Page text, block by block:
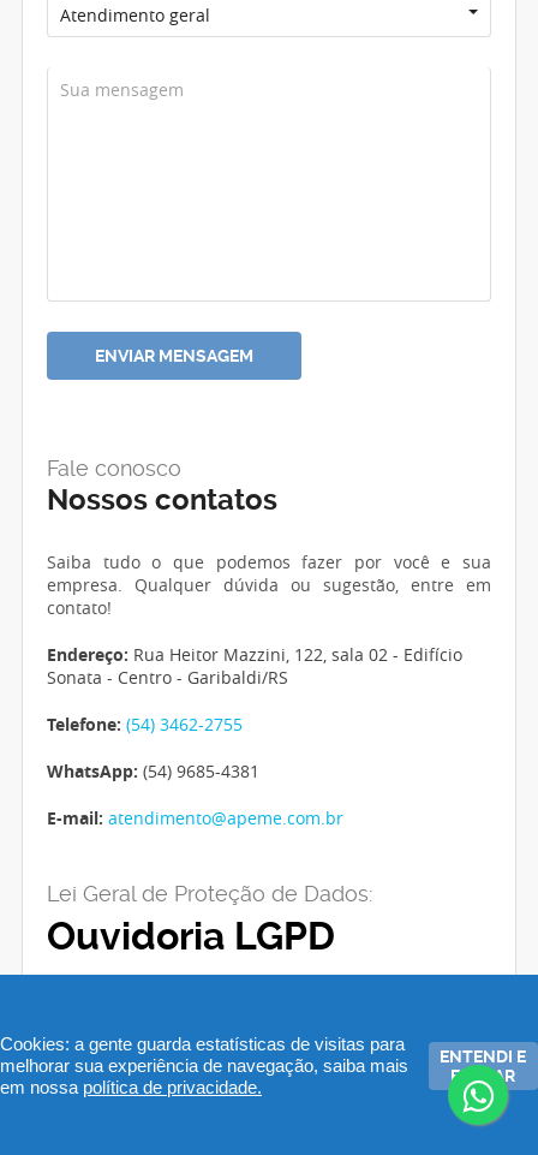
Atendimento geral
Fale conosco
Nossos contatos
Saiba tudo o que podemos fazer por você e sua
empresa. Qualquer dúvida ou sugestão, entre em
contato!
Endereço: Rua Heitor Mazzini, 122, sala 02 - Edifício
Sonata - Centro - Garibaldi/RS
Telefone: (54) 3462-2755
WhatsApp: (54) 9685-4381
E-mail: atendimento@apeme.com.br
Lei Geral de Proteção de Dados:
Ouvidoria LGPD
E-mail: administrativo@apeme.com.br
Leila Chesini
Cookies: a gente guarda estatísticas de visitas para
melhorar sua experiência de navegação, saiba mais
em nossa política de privacidade.
ENTENDI E
FECHAR